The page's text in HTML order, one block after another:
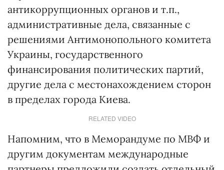
антикоррупционных органов и т.п.,
административные дела, связанные с
решениями Антимонопольного комитета
Украины, государственного
финансирования политических партий,
другие дела с местонахождением сторон
в пределах города Киева.
RELATED VIDEO
Напомним, что в Меморандуме по МВФ и
другим документам международные